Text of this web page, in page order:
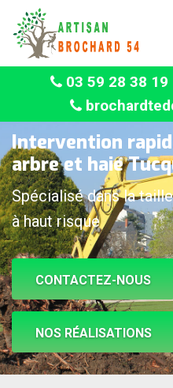
03 59 28 38 19
Intervention
arbre et haie
Spécialisé dans la
à haut risque
CONTACTEZ-NOUS
NOS RÉALISATIONS